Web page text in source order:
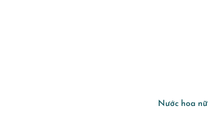
Nước hoa nữ